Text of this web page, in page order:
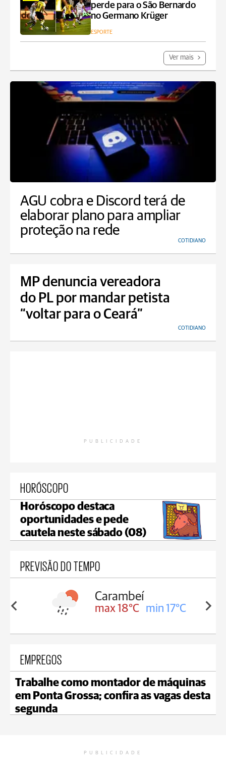
perde para o São Bernardo
no Germano Krüger
ESPORTE
Ver mais
AGU cobra e Discord terá de
elaborar plano para ampliar
proteção na rede
COTIDIANO
MP denuncia vereadora
do PL por mandar petista
“voltar para o Ceará”
COTIDIANO
PUBLICIDADE
HORÓSCOPO
Horóscopo destaca
oportunidades e pede
cautela neste sábado (08)
PREVISÃO DO TEMPO
18°C
Carambeí
max 18°C min 17°C
EMPREGOS
Trabalhe como montador de máquinas
em Ponta Grossa; confira as vagas desta
segunda
PUBLICIDADE